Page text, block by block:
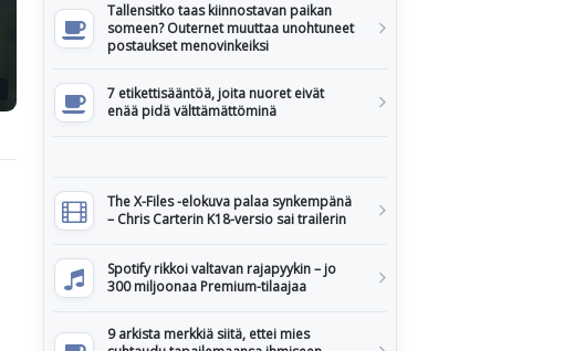
Tallensitko taas kiinnostavan paikan
someen? Outernet muuttaa unohtuneet
postaukset menovinkeiksi
7 etikettisääntöä, joita nuoret eivät
enää pidä välttämättöminä
The X-Files -elokuva palaa synkempänä
– Chris Carterin K18-versio sai trailerin
Spotify rikkoi valtavan rajapyykin – jo
300 miljoonaa Premium-tilaajaa
9 arkista merkkiä siitä, ettei mies